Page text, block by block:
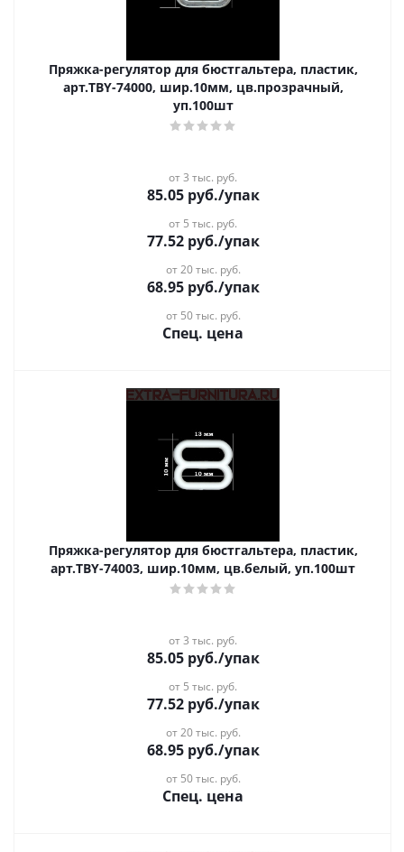
Пряжка-регулятор для бюстгальтера, пластик,
арт.TBY-74000, шир.10мм, цв.прозрачный,
уп.100шт
от 3 тыс. руб.
85.05руб./упак
от 5 тыс. руб.
77.52руб./упак
от 20 тыс. руб.
68.95руб./упак
от 50 тыс. руб.
Спец. цена
Пряжка-регулятор для бюстгальтера, пластик,
арт.TBY-74003, шир.10мм, цв.белый, уп.100шт
от 3 тыс. руб.
85.05руб./упак
от 5 тыс. руб.
77.52руб./упак
от 20 тыс. руб.
68.95руб./упак
от 50 тыс. руб.
Спец. цена